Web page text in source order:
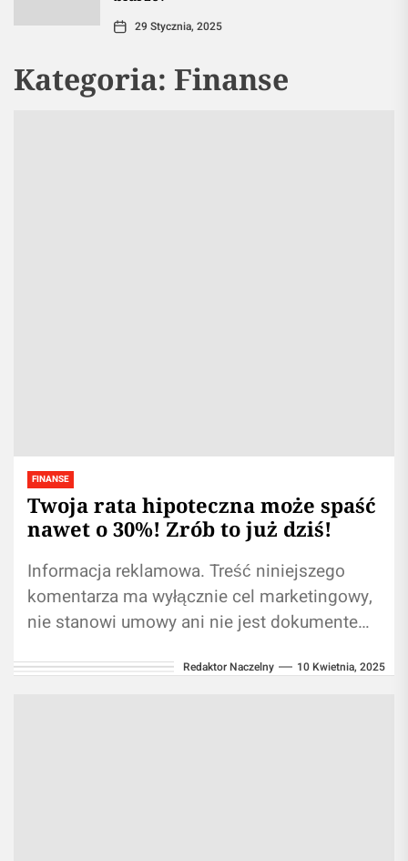
29 Stycznia, 2025
Kategoria: Finanse
FINANSE
Twoja rata hipoteczna może spaść
nawet o 30%! Zrób to już dziś!
Informacja reklamowa. Treść niniejszego
komentarza ma wyłącznie cel marketingowy,
nie stanowi umowy ani nie jest dokumentem
przepisów prawa, nie zawiera informacji...
Redaktor Naczelny 10 Kwietnia, 2025